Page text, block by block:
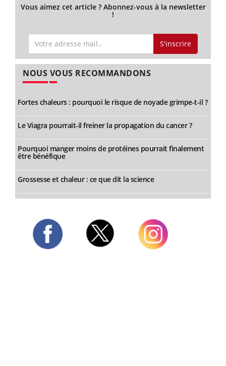
Vous aimez cet article ? Abonnez-vous à la newsletter
!
S'inscrire
NOUS VOUS RECOMMANDONS
Fortes chaleurs : pourquoi le risque de noyade grimpe-t-il ?
Le Viagra pourrait-il freiner la propagation du cancer ?
Pourquoi manger moins de protéines pourrait finalement
être bénéfique
Grossesse et chaleur : ce que dit la science